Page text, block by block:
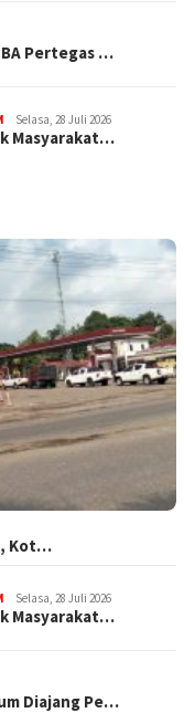
Pertegas …
Selasa, 28 Juli 2026
Masyarakat…
Kot…
Selasa, 28 Juli 2026
Masyarakat…
Diajang Pe…